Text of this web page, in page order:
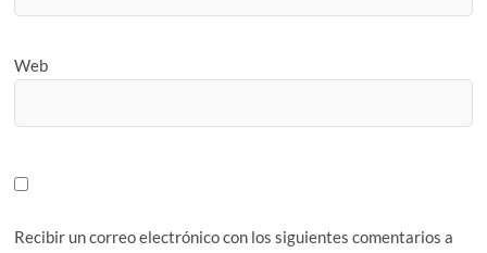
Web
Recibir un correo electrónico con los siguientes comentarios a